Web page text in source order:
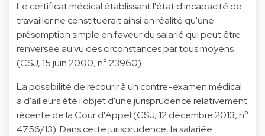
Le certificat médical établissant l'état d'incapacité de
travailler ne constituerait ainsi en réalité qu'une
présomption simple en faveur du salarié qui peut être
renversée au vu des circonstances par tous moyens
(CSJ, 15 juin 2000, n° 23960).
La possibilité de recourir à un contre-examen médical
a d'ailleurs été l'objet d'une jurisprudence relativement
récente de la Cour d'Appel (CSJ, 12 décembre 2013, n°
4756/13). Dans cette jurisprudence, la salariée